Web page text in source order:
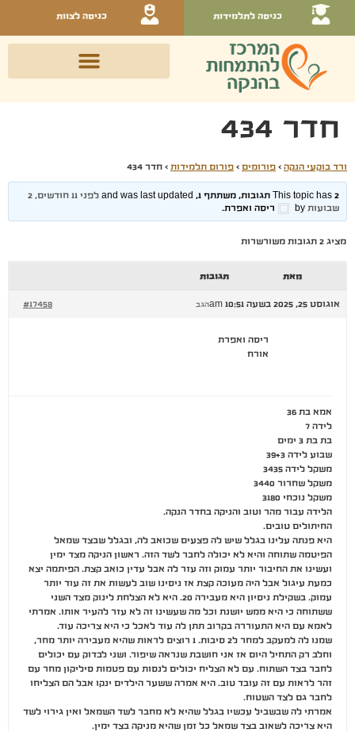
כניסה לתלמידות כניסה לצוות
חדר 434
ורד בוקעי הנקה › פורומים › פורום תלמידות › חדר 434
This topic has 2 תגובות, משתתף 1, and was last updated
לפני 11 חודשים, 2
שבועות by ריסה ואפרת.
מציג 2 תגובות משורשרות
מאת תגובות
אוגוסט 25, 2025 בשעה 10:51 am #17458 הגב
ריסה ואפרת
אורח
אמא בת 36
לידה 7
בת בת 3 ימים
שבוע לידה 39+3
משקל לידה 3435
משקל שחרור 3440
משקל נוכחי 3180
הלידה עבור מהר וטוב והניקה בחדר הנקה.
החיתולים טובים.
היא פנתה עלינו בגלל שיש לה פצעים שכואב לה, ובגלל שבצד שמאל
הפיטמה שתוחה והיא לא יכולה לחבר לשד הזה. ראשון הניקה מצד ימין
ועשינו את החיבור יותר עמוק וזה עזר לה אבל עדין כואב קצת. הפיתמה יצא
כמעת עיגול אבל היה מעוכה קצת אז ניסינו שוב לעשות את זה עוד יותר
עמוק. בשקילת ניסיון היא מעבירה 20. היא לא הצלחת לינוק מצד השני
ששתוחה כי היא ממש יושנת וכל מה שעשינו זה לא עזר להעיר אותו. אמרתי
לאמא עם היא התעוררה בקרוב תתן לה עוד לאכל כי היא צריכה עוד.
שמנו לה למעקב למחר ל2 סיבות. 1 רוצים לראות שהיא מעבירה יותר מחר,
וחלב רק התחיל היום אז אני חושבת שנראה שיפור. ושני לבדוק עם יכולים
לחבר בצד השתוח. עם לא הצליח יכולים לנסות עם פטמות סיליקון מחר עם
זהר לראות עם זה עובד טוב. היא אמרה ששער הילדים ינקו אבל הם הצליחו
לחבר גם לצד השטוח.
אמרתי לה שבשביל עכשיו בגלל שהיא לא מחבר לשד השמאל ואין גירוי לשד
היא צריכה לשאוב בצד שמאל כל זמן שהיא מניקה בצד ימין.